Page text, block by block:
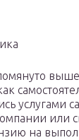
услугами
или
на